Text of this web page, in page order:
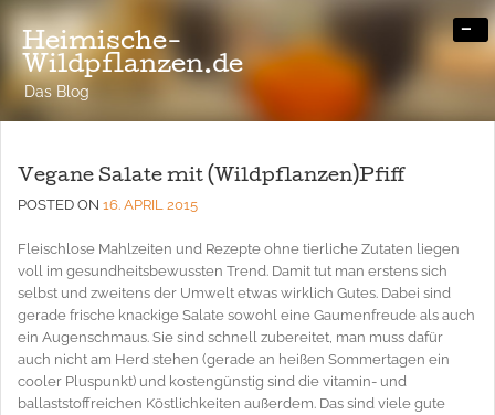
Heimische-
Wildpflanzen.de
Das Blog
-
Vegane Salate mit (Wildpflanzen)Pfiff
POSTED ON 16. APRIL 2015
Fleischlose Mahlzeiten und Rezepte ohne tierliche Zutaten liegen
voll im gesundheitsbewussten Trend. Damit tut man erstens sich
selbst und zweitens der Umwelt etwas wirklich Gutes. Dabei sind
gerade frische knackige Salate sowohl eine Gaumenfreude als auch
ein Augenschmaus. Sie sind schnell zubereitet, man muss dafür
auch nicht am Herd stehen (gerade an heißen Sommertagen ein
cooler Pluspunkt) und kostengünstig sind die vitamin- und
ballaststoffreichen Köstlichkeiten außerdem. Das sind viele gute